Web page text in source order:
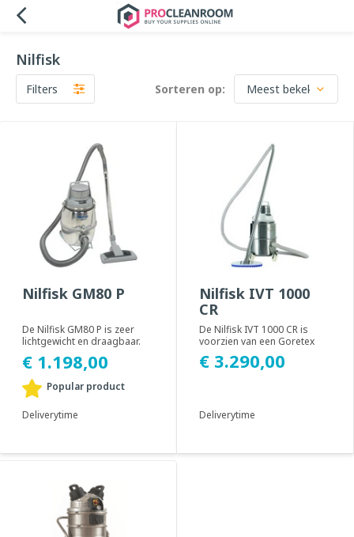
Nilfisk
Filters Sorteren op:
Nilfisk GM80 P
De Nilfisk GM80 P is zeer
lichtgewicht en draagbaar.
filtratiesyste...
€ 1.198,00
Popular product
Deliverytime
Nilfisk IVT 1000
CR
De Nilfisk IVT 1000 CR is
voorzien van een Goretex
hoofdfilter en een ULPA-15
uitblaasfilt...
€ 3.290,00
Deliverytime